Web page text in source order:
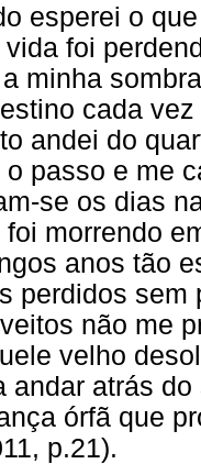
esperei o
foi
minha
cada
andei do
o passo e me
se os dias
foi morrendo
anos tão
perdidos sem
não me
velho
andar atrás
órfã que
p.21).